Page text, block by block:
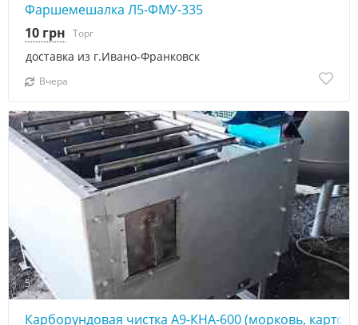
Фаршемешалка Л5-ФМУ-335
доставка из г.Ивано-Франковск
10 грн Торг
Вчера
5
Карборундовая чистка А9-КНА-600 (морковь,